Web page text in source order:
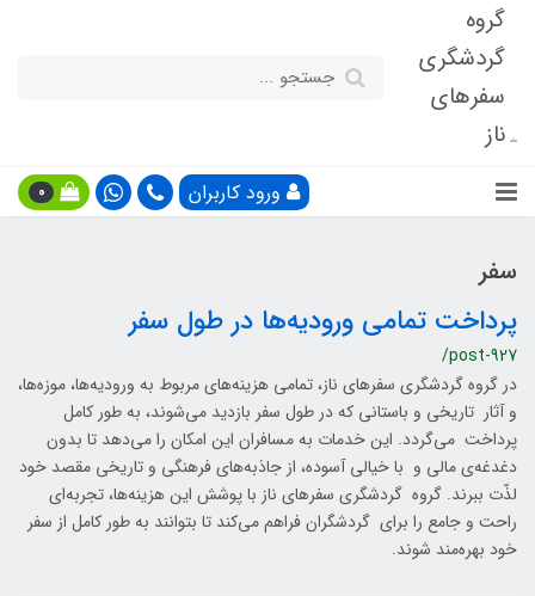
گروه
گردشگری
سفرهای
ناز
ورود کاربران 0
سفر
پرداخت تمامی ورودیه‌ها در طول سفر
/post-927
در گروه گردشگری سفرهای ناز، تمامی هزینه‌های مربوط به ورودیه‌ها، موزه‌ها،
و آثار تاریخی و باستانی که در طول سفر بازدید می‌شوند، به طور کامل
پرداخت می‌گردد. این خدمات به مسافران این امکان را می‌دهد تا بدون
دغدغه‌ی مالی و با خیالی آسوده، از جاذبه‌های فرهنگی و تاریخی مقصد خود
لذّت ببرند. گروه گردشگری سفرهای ناز با پوشش این هزینه‌ها، تجربه‌ای
راحت و جامع را برای گردشگران فراهم می‌کند تا بتوانند به طور کامل از سفر
خود بهره‌مند شوند.